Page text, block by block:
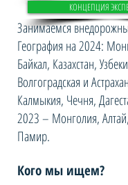
КОНЦЕПЦИЯ
Занимаемся
География на 2024:
Байкал, Казахстан,
Волгоградская и
Калмыкия, Чечня,
2023 – Монголия,
Памир.
Кого мы ищем?